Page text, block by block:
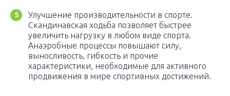
Улучшение производительности в спорте.
Скандинавская ходьба позволяет быстрее
увеличить нагрузку в любом виде спорта.
Анаэробные процессы повышают силу,
выносливость, гибкость и прочие
характеристики, необходимые для активного
продвижения в мире спортивных достижений.